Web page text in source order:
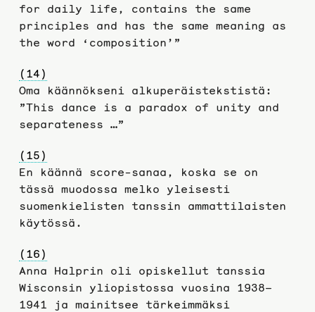
for daily life, contains the same
principles and has the same meaning as
the word ‘composition’”
(14)
Oma käännökseni alkuperäistekstistä:
”This dance is a paradox of unity and
separateness …”
(15)
En käännä score-sanaa, koska se on
tässä muodossa melko yleisesti
suomenkielisten tanssin ammattilaisten
käytössä.
(16)
Anna Halprin oli opiskellut tanssia
Wisconsin yliopistossa vuosina 1938–
1941 ja mainitsee tärkeimmäksi